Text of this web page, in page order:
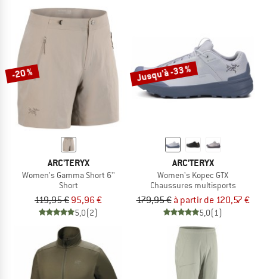
-20 %
ARC'TERYX
Women's Gamma Short 6''
Short
119,95 € 95,96 €
5,0(2)
Jusqu'à -33 %
ARC'TERYX
Women's Kopec GTX
Chaussures multisports
179,95 € à partir de 120,57 €
5,0(1)